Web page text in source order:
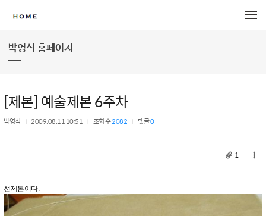
박영식 홈페이지
[제본] 예술제본 6주차
박영식 2009.08.11 10:51 조회 수2082 댓글0
1
선제본이다.